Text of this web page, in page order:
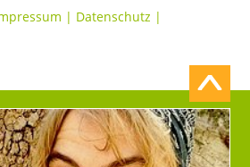
| Datenschutz |